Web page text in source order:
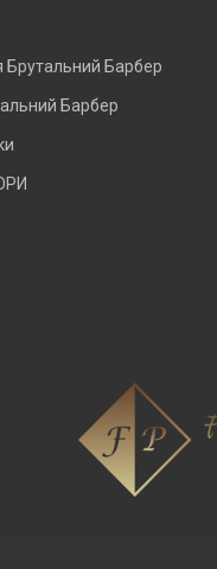
Брутальний Барбер
Барбер